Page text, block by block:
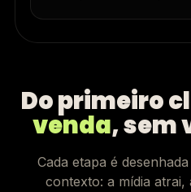
Do primeiro
venda, sem
Cada etapa é
contexto: a mídia atrai,